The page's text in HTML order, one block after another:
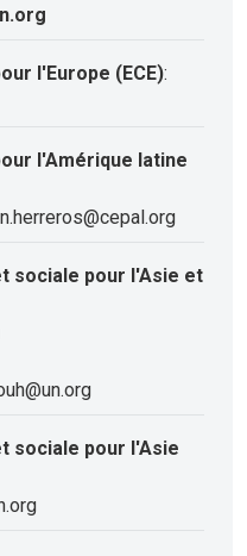
l'Europe (ECE):
l'Amérique latine
sociale pour l'Asie et
sociale pour l'Asie